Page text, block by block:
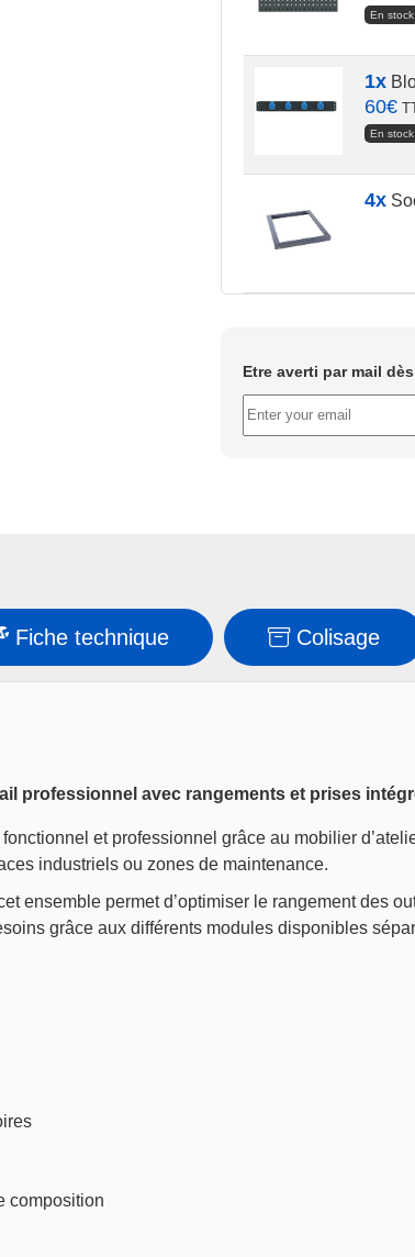
En stock
1x
60€
En stock
4x
Etre averti par mail
Fiche technique Colisage
professionnel avec rangements et prises
et professionnel grâce au mobilier
industriels ou zones de maintenance.
ensemble permet d’optimiser le rangement des
grâce aux différents modules disponibles
composition